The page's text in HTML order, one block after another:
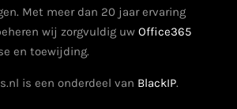
Met meer dan 20 jaar ervaring
wij zorgvuldig uw Office365
en toewijding.
is een onderdeel van BlackIP.